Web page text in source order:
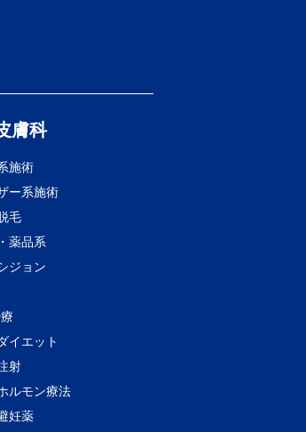
膚科
施術
ー系施術
毛
薬品系
ジョン
イエット
射
ルモン療法
妊薬